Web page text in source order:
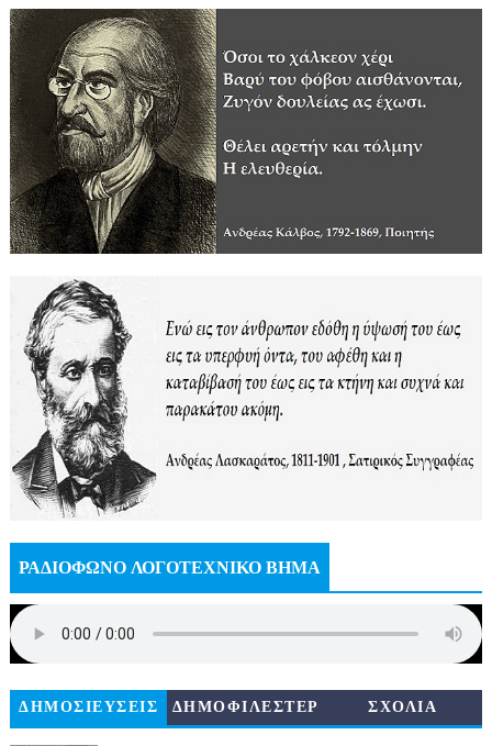
ΡΑΔΙΟΦΩΝΟ ΛΟΓΟΤΕΧΝΙΚΟ ΒΗΜΑ
ΔΗΜΟΣΙΕΥΣΕΙΣ
ΔΗΜΟΦΙΛΕΣΤΕΡ
ΣΧΟΛΙΑ